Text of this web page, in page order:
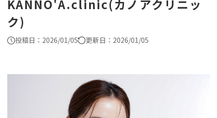
よくある質問
コラム
お問い合わせ
- ピコトーニング
（Dr.施術）
- 刺青(タトゥー）除去
- VISIA
- CO2（炭酸ガス）レーザー
KANNO'A.clinic(カノアクリニッ
ク)
投稿日：2026/01/05 更新日：2026/01/05